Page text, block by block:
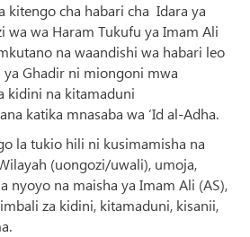
kitengo cha habari cha Idara ya
wa wa Haram Tukufu ya Imam Ali
na waandishi wa habari leo
Ghadir ni miongoni mwa
kidini na kitamaduni
katika mnasaba wa ‘Id al-Adha.
la tukio hili ni kusimamisha na
(uongozi/uwali), umoja,
nyoyo na maisha ya Imam Ali (AS),
za kidini, kitamaduni, kisanii,